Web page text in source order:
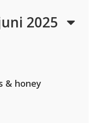
2025
& honey